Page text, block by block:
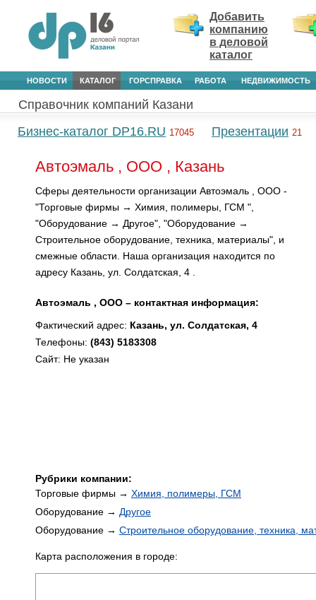
Добавить
компанию
в деловой
каталог
НОВОСТИ КАТАЛОГ ГОРСПРАВКА РАБОТА НЕДВИЖИМОСТЬ
Справочник компаний Казани
Бизнес-каталог DP16.RU 17045 Презентации 21
Автоэмаль , ООО , Казань
Сферы деятельности организации Автоэмаль , ООО -
"Торговые фирмы → Химия, полимеры, ГСМ ",
"Оборудование → Другое", "Оборудование →
Строительное оборудование, техника, материалы", и
смежные области. Наша организация находится по
адресу Казань, ул. Солдатская, 4 .
Автоэмаль , ООО – контактная информация:
Фактический адрес: Казань, ул. Солдатская, 4
Телефоны: (843) 5183308
Сайт: Не указан
Рубрики компании:
Торговые фирмы → Химия, полимеры, ГСМ
Оборудование → Другое
Оборудование → Строительное оборудование, техника,
Карта расположения в городе: